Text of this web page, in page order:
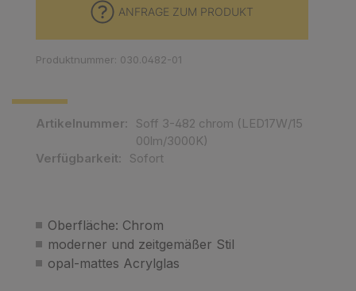
Oberfläche: Chrom
moderner und zeitgemäßer Stil
opal-mattes Acrylglas
Artikelnummer:
Soff 3-482 chrom (LED17W/15
00lm/3000K)
Verfügbarkeit:
Sofort
ANFRAGE ZUM PRODUKT
Produktnummer: 030.0482-01